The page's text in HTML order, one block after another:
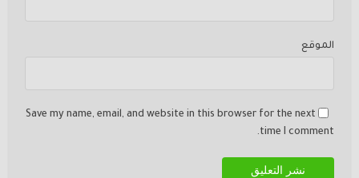
الموقع
Save my name, email, and website in this browser for the next
time I comment.